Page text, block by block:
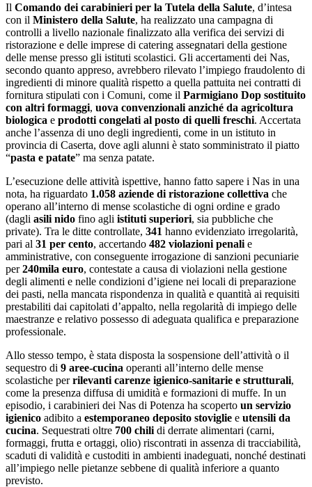
Il Comando dei carabinieri per la Tutela della Salute, d’intesa
con il Ministero della Salute, ha realizzato una campagna di
controlli a livello nazionale finalizzato alla verifica dei servizi di
ristorazione e delle imprese di catering assegnatari della gestione
delle mense presso gli istituti scolastici. Gli accertamenti dei Nas,
secondo quanto appreso, avrebbero rilevato l’impiego fraudolento di
ingredienti di minore qualità rispetto a quella pattuita nei contratti di
fornitura stipulati con i Comuni, come il Parmigiano Dop sostituito
con altri formaggi, uova convenzionali anziché da agricoltura
biologica e prodotti congelati al posto di quelli freschi. Accertata
anche l’assenza di uno degli ingredienti, come in un istituto in
provincia di Caserta, dove agli alunni è stato somministrato il piatto
“pasta e patate” ma senza patate.
L’esecuzione delle attività ispettive, hanno fatto sapere i Nas in una
nota, ha riguardato 1.058 aziende di ristorazione collettiva che
operano all’interno di mense scolastiche di ogni ordine e grado
(dagli asili nido fino agli istituti superiori, sia pubbliche che
private). Tra le ditte controllate, 341 hanno evidenziato irregolarità,
pari al 31 per cento, accertando 482 violazioni penali e
amministrative, con conseguente irrogazione di sanzioni pecuniarie
per240mila euro, contestate a causa di violazioni nella gestione
degli alimenti e nelle condizioni d’igiene nei locali di preparazione
dei pasti, nella mancata rispondenza in qualità e quantità ai requisiti
prestabiliti dai capitolati d’appalto, nella regolarità di impiego delle
maestranze e relativo possesso di adeguata qualifica e preparazione
professionale.
Allo stesso tempo, è stata disposta la sospensione dell’attività o il
sequestro di 9 aree-cucina operanti all’interno delle mense
scolastiche perrilevanti carenze igienico-sanitarie e strutturali,
come la presenza diffusa di umidità e formazioni di muffe. In un
episodio, i carabinieri dei Nas di Potenza ha scoperto un servizio
igienico adibito a estemporaneo deposito stoviglie e utensili da
cucina. Sequestrati oltre 700 chili di derrate alimentari (carni,
formaggi, frutta e ortaggi, olio) riscontrati in assenza di tracciabilità,
scaduti di validità e custoditi in ambienti inadeguati, nonché destinati
all’impiego nelle pietanze sebbene di qualità inferiore a quanto
previsto.